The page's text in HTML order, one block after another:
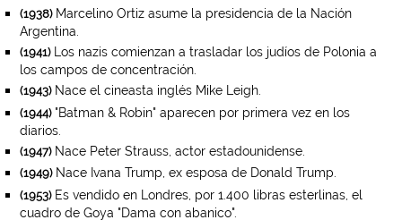
(1938)Marcelino Ortiz asume la presidencia de la Nación
Argentina.
(1941)Los nazis comienzan a trasladar los judíos de Polonia a
los campos de concentración.
(1943)Nace el cineasta inglés Mike Leigh.
(1944)"Batman & Robin" aparecen por primera vez en los
diarios.
(1947)Nace Peter Strauss, actor estadounidense.
(1949)Nace Ivana Trump, ex esposa de Donald Trump.
(1953)Es vendido en Londres, por 1.400 libras esterlinas, el
cuadro de Goya "Dama con abanico".